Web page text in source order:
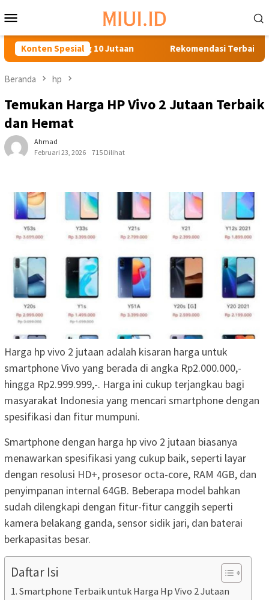
ke
kontenMobile
Konten Spesial
10 Jutaan Rekomendasi Terbaik: HP Terbaru
Beranda hp
Temukan Harga HP Vivo 2 Jutaan Terbaik
dan Hemat
Ahmad
Februari 23, 2026
715 Dilihat
Harga hp vivo 2 jutaan adalah kisaran harga untuk
smartphone Vivo yang berada di angka Rp2.000.000,-
hingga Rp2.999.999,-. Harga ini cukup terjangkau bagi
masyarakat Indonesia yang mencari smartphone dengan
spesifikasi dan fitur mumpuni.
Smartphone dengan harga hp vivo 2 jutaan biasanya
menawarkan spesifikasi yang cukup baik, seperti layar
dengan resolusi HD+, prosesor octa-core, RAM 4GB, dan
penyimpanan internal 64GB. Beberapa model bahkan
sudah dilengkapi dengan fitur-fitur canggih seperti
kamera belakang ganda, sensor sidik jari, dan baterai
berkapasitas besar.
Daftar Isi
Smartphone Terbaik untuk Harga Hp Vivo 2 Jutaan